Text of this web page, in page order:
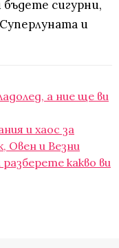
сигурни,
и
а ние ще ви
и хаос за
Овен и Везни
какво ви